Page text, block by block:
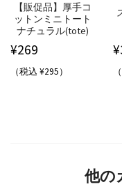
【販促品】厚手コ
ットンミニトート
ナチュラル(tote)
¥269
（税込 ¥295）
¥
他の